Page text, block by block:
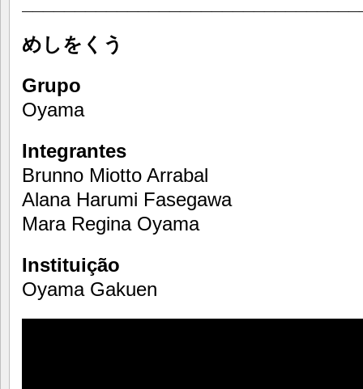
めしをくう
Grupo
Oyama
Integrantes
Brunno Miotto Arrabal
Alana Harumi Fasegawa
Mara Regina Oyama
Instituição
Oyama Gakuen